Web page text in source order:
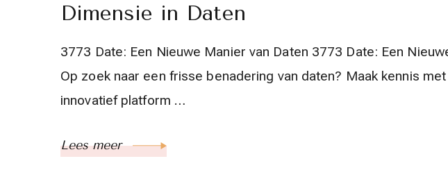
Dimensie in Daten
3773 Date: Een Nieuwe Manier van Daten 3773 Date: Een
Op zoek naar een frisse benadering van daten? Maak kennis
innovatief platform …
Lees meer